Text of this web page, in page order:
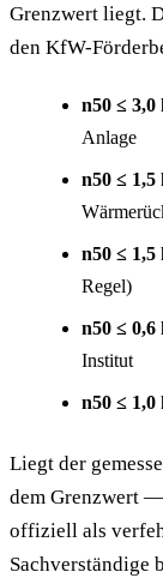
Grenzwert liegt.
den KfW-
n50 ≤ 3,0
Anlage
n50 ≤ 1,5
n50 ≤ 1,5
Regel)
n50 ≤ 0,6
Institut
n50 ≤ 1,0
Liegt der
dem Grenzwert
offiziell als
Sachverständige